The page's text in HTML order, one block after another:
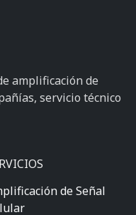
amplificación de
servicio técnico
de Señal